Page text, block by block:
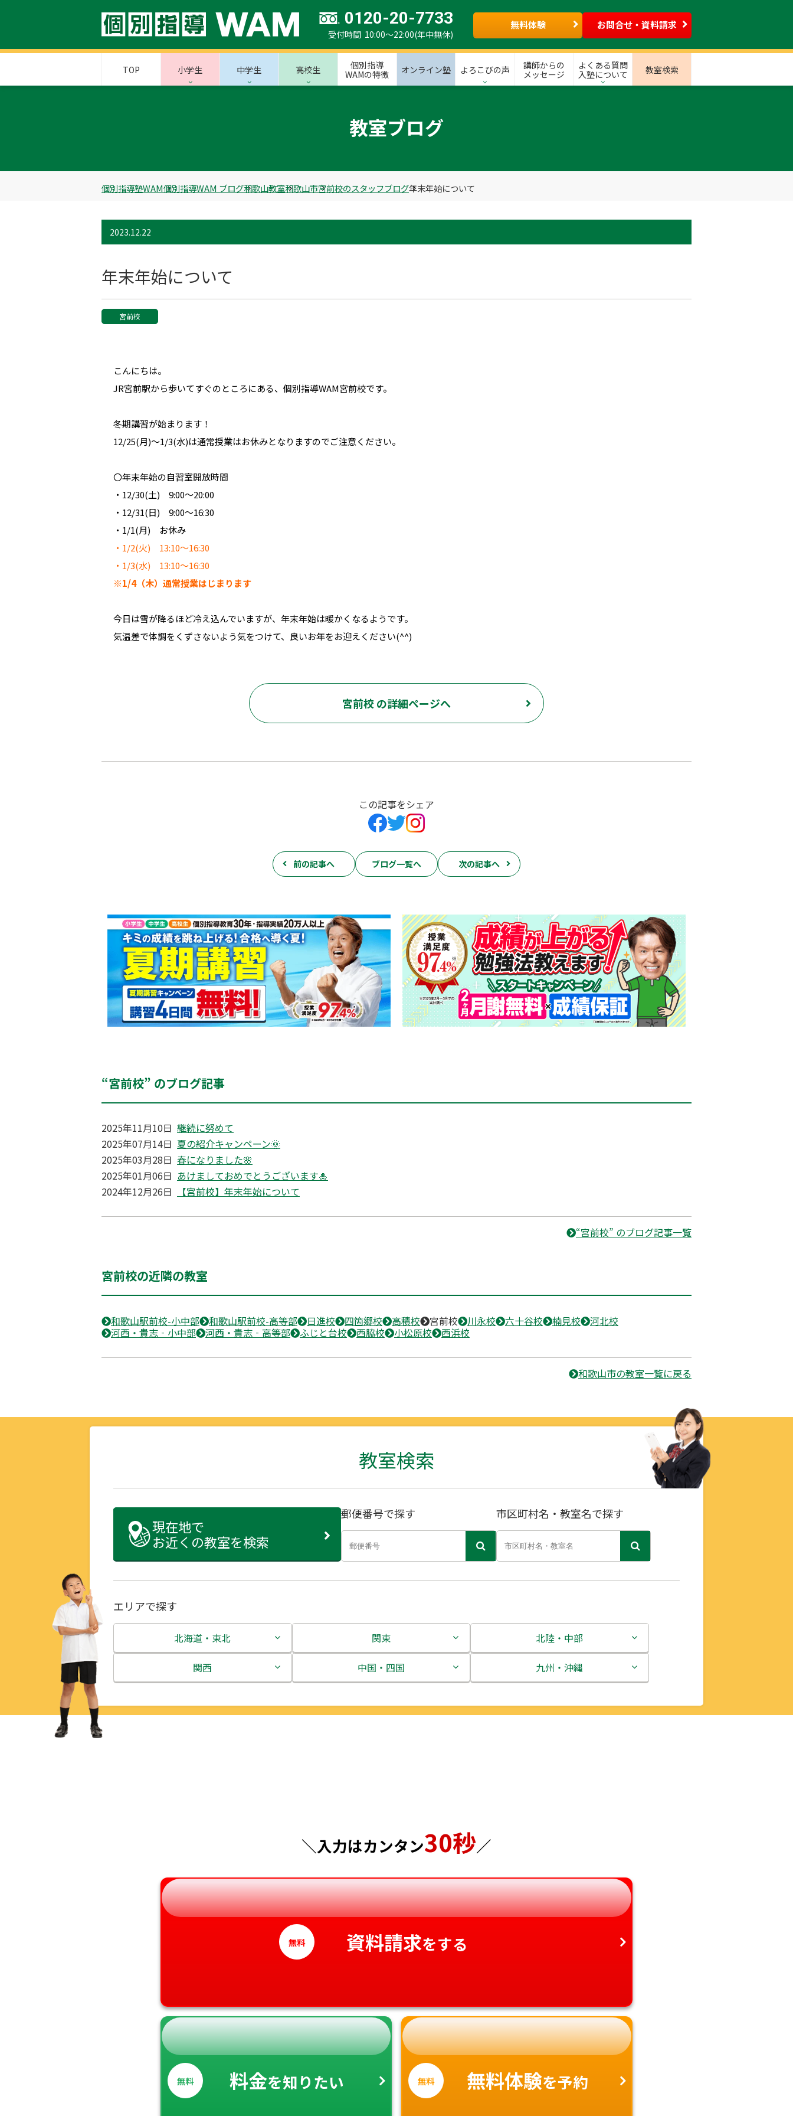
0120-20-7733
受付時間 10:00～22:00(年中無休)
無料体験 お問合せ・資料請求
TOP 小学生 中学生 高校生
個別指導
WAMの特徴
オンライン塾 よろこびの声
講師からの
メッセージ
よくある質問
入塾について
教室検索
教室ブログ
個別指導塾WAM個別指導WAM ブログ和歌山教室和歌山市宮前校のスタッフブログ年末年始について
2023.12.22
年末年始について
宮前校
こんにちは。
JR宮前駅から歩いてすぐのところにある、個別指導WAM宮前校です。
冬期講習が始まります！
12/25(月)〜1/3(水)は通常授業はお休みとなりますのでご注意ください。
〇年末年始の自習室開放時間
・12/30(土) 9:00～20:00
・12/31(日) 9:00～16:30
・1/1(月) お休み
・1/2(火) 13:10～16:30
・1/3(水) 13:10～16:30
※1/4（木）通常授業はじまります
今日は雪が降るほど冷え込んでいますが、年末年始は暖かくなるようです。
気温差で体調をくずさないよう気をつけて、良いお年をお迎えください(^^)
宮前校 の詳細ページへ
この記事をシェア
前の記事へ ブログ一覧へ 次の記事へ
“宮前校” のブログ記事
2025年11月10日 継続に努めて
2025年07月14日 夏の紹介キャンペーン🌞
2025年03月28日 春になりました🌸
2025年01月06日 あけましておめでとうございます🎍
2024年12月26日
【宮前校】年末年始について
“宮前校” のブログ記事一覧
宮前校の近隣の教室
和歌山駅前校-小中部 和歌山駅前校-高等部 日進校 四箇郷校 高積校 宮前校 川永校 六十谷校 楠見校
河北校
河西・貴志‐小中部
河西・貴志‐高等部 ふじと台校 西脇校 小松原校 西浜校
和歌山市の教室一覧に戻る
教室検索
現在地で
お近くの教室を検索
郵便番号で探す 市区町村名・教室名で探す
エリアで探す
北海道・東北
北海道
関東
茨城県
神奈川県
北陸・中部
新潟県
愛知県
関西
中国・四国
徳島県
愛媛県
九州・沖縄
沖縄県
＼入力はカンタン30秒／
無料 資料請求をする
無料 料金を知りたい 無料 無料体験を予約